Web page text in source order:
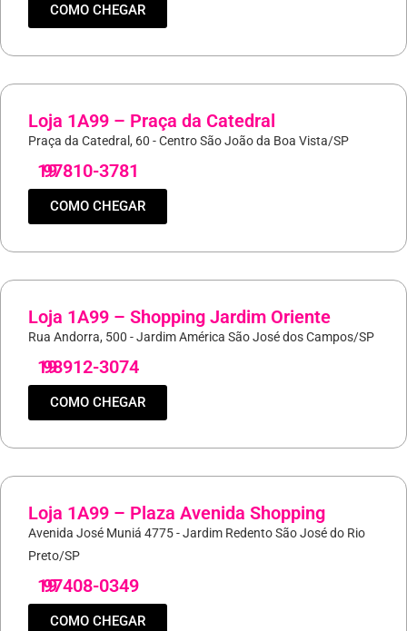
COMO CHEGAR
Loja 1A99 – Praça da Catedral
Praça da Catedral, 60 - Centro São João da Boa Vista/SP
19
97810-3781
COMO CHEGAR
Loja 1A99 – Shopping Jardim Oriente
Rua Andorra, 500 - Jardim América São José dos Campos/SP
19
98912-3074
COMO CHEGAR
Loja 1A99 – Plaza Avenida Shopping
Avenida José Muniá 4775 - Jardim Redento São José do Rio
Preto/SP
19
97408-0349
COMO CHEGAR